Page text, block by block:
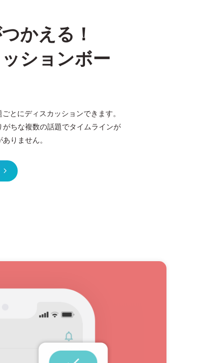
かえる！
ションボー
とにディスカッションできます。
ちな複数の話題でタイムラインが
りません。